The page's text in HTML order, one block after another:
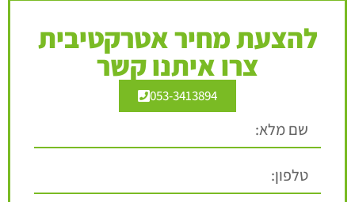
להצעת מחיר אטרקטיבית
צרו איתנו קשר
053-3413894